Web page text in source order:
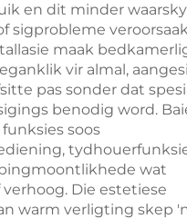
en dit minder
sigprobleme
maak
vir almal,
pas sonder dat
benodig word.
soos
wat
Die estetiese
warm verligting skep